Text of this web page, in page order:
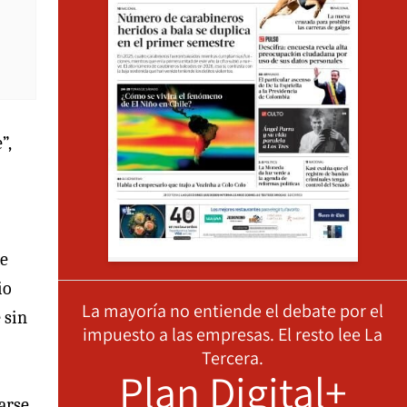
sin
La mayoría no entiende el debate por el
impuesto a las empresas. El resto lee La
Tercera.
Plan Digital+